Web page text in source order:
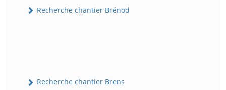
Recherche chantier Brénod
Recherche chantier Brens